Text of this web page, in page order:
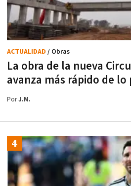
La obra de la nueva
avanza más rápido de lo
ACTUALIDAD / Obras
PorJ.M.